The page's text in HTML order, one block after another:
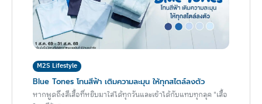
M2S Lifestyle
Blue Tones โทนสีฟ้า เติมความละมุน ให้ทุกสไตล์ลงตัว
หากพูดถึงสีเสื้อที่หยิบมาใส่ได้ทุกวันและเข้าได้กับแทบทุกลุค "เสื้อ